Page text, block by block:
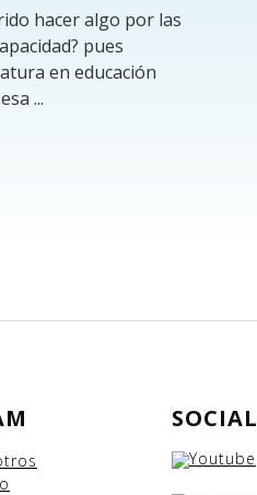
hacer algo por las
pues
en educación
...
SOCIAL